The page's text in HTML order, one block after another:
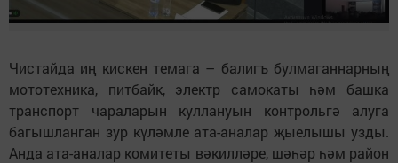
Чистайда иң кискен темага – балигъ булмаганнарның
мототехника, питбайк, электр самокаты һәм башка
транспорт чараларын куллануын контрольгә алуга
багышланган зур күләмле ата-аналар җыелышы узды.
Анда ата-аналар комитеты вәкилләре, шәһәр һәм район